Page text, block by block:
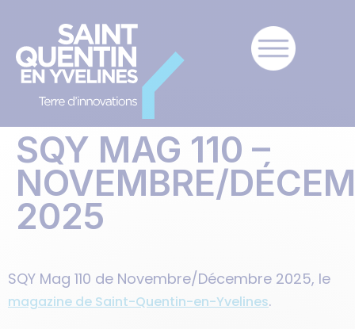
SQY MAG 110 –
NOVEMBRE/
2025
SQY Mag 110 de Novembre/Décembre 2025, le
magazine de Saint-Quentin-en-Yvelines.